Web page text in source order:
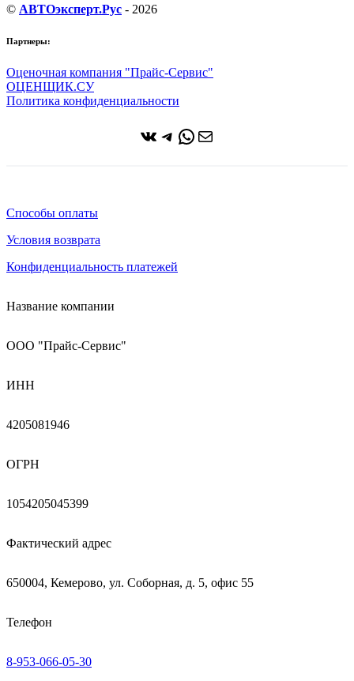
© АВТОэксперт.Рус - 2026
Партнеры:
Оценочная компания "Прайс-Сервис"
ОЦЕНЩИК.СУ
Политика конфиденциальности
ВКонтакте
Telegram
WhatsApp
Почта
Способы оплаты
Условия возврата
Конфиденциальность платежей
Название компании
ООО "Прайс-Сервис"
ИНН
4205081946
ОГРН
1054205045399
Фактический адрес
650004, Кемерово, ул. Соборная, д. 5, офис 55
Телефон
8-953-066-05-30